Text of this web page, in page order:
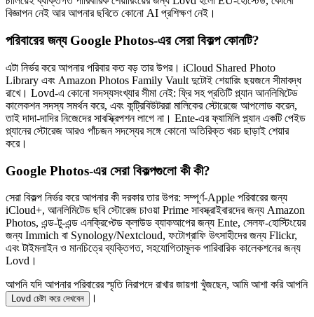
বিজ্ঞাপন নেই আর আপনার ছবিতে কোনো AI প্রশিক্ষণ নেই।
পরিবারের জন্য Google Photos-এর সেরা বিকল্প কোনটি?
এটা নির্ভর করে আপনার পরিবার কত বড় তার উপর। iCloud Shared Photo
Library এবং Amazon Photos Family Vault দুটোই শেয়ারিং ছয়জনে সীমাবদ্ধ
রাখে। Lovd-এ কোনো সদস্যসংখ্যার সীমা নেই: ফ্রি সহ প্রতিটি প্ল্যান আনলিমিটেড
কালেকশন সদস্য সমর্থন করে, এবং কন্ট্রিবিউটররা মালিকের স্টোরেজে আপলোড করেন,
তাই দাদা-দাদির নিজেদের সাবস্ক্রিপশন লাগে না। Ente-এর ফ্যামিলি প্ল্যান একটি পেইড
প্ল্যানের স্টোরেজ আরও পাঁচজন সদস্যের সঙ্গে কোনো অতিরিক্ত খরচ ছাড়াই শেয়ার
করে।
Google Photos-এর সেরা বিকল্পগুলো কী কী?
সেরা বিকল্প নির্ভর করে আপনার কী দরকার তার উপর: সম্পূর্ণ-Apple পরিবারের জন্য
iCloud+, আনলিমিটেড ছবি স্টোরেজ চাওয়া Prime সাবস্ক্রাইবারদের জন্য Amazon
Photos, এন্ড-টু-এন্ড এনক্রিপ্টেড ক্লাউড ব্যাকআপের জন্য Ente, সেলফ-হোস্টিংয়ের
জন্য Immich বা Synology/Nextcloud, ফটোগ্রাফি উৎসাহীদের জন্য Flickr,
এবং টাইমলাইন ও মানচিত্রে ব্যক্তিগত, সহযোগিতামূলক পারিবারিক কালেকশনের জন্য
Lovd।
আপনি যদি আপনার পরিবারের স্মৃতি নিরাপদে রাখার জায়গা খুঁজছেন, আমি আশা করি আপনি
Lovd চেষ্টা করে দেখবেন ।